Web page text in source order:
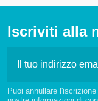
Iscriviti alla
Puoi annullare